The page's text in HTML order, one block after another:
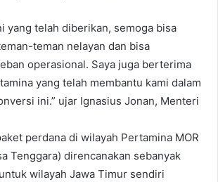
yang telah diberikan, semoga bisa
teman nelayan dan bisa
operasional. Saya juga berterima
yang telah membantu kami dalam
ini.” ujar Ignasius Jonan, Menteri
perdana di wilayah Pertamina MOR
Tenggara) direncanakan sebanyak
wilayah Jawa Timur sendiri